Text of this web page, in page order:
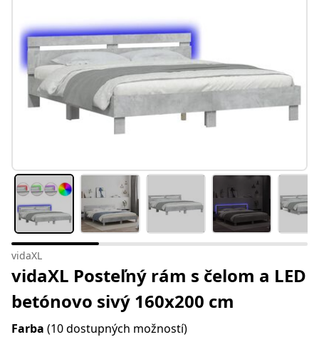
vidaXL
vidaXL Posteľný rám s čelom a LED
betónovo sivý 160x200 cm
Farba (10 dostupných možností)